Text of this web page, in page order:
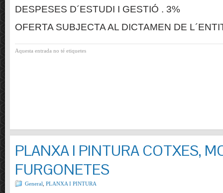
DESPESES D´ESTUDI I GESTIÓ . 3%
OFERTA SUBJECTA AL DICTAMEN DE
Aquesta entrada no té etiquetes
PLANXA I PINTURA COTXES,
FURGONETES
General PLANXA I PINTURA